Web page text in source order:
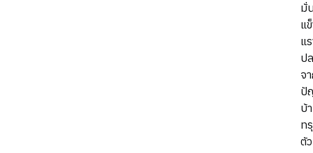
มั่
แ
แ
ป
จ
ปั
บ้
ท
ตัว